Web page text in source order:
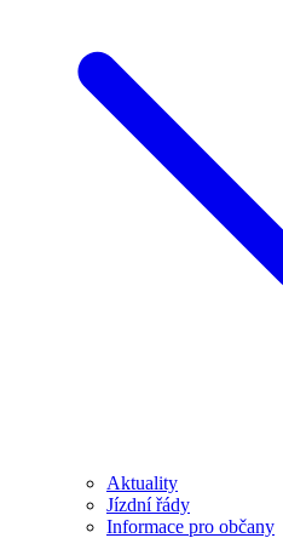
Aktuality
Jízdní řády
Informace pro občany